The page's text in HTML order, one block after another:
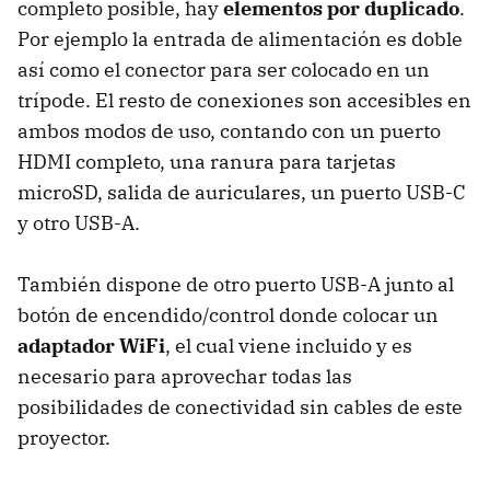
completo posible, hayelementos por duplicado.
Por ejemplo la entrada de alimentación es doble
así como el conector para ser colocado en un
trípode. El resto de conexiones son accesibles en
ambos modos de uso, contando con un puerto
HDMI completo, una ranura para tarjetas
microSD, salida de auriculares, un puerto USB-C
y otro USB-A.
También dispone de otro puerto USB-A junto al
botón de encendido/control donde colocar un
adaptador WiFi, el cual viene incluido y es
necesario para aprovechar todas las
posibilidades de conectividad sin cables de este
proyector.